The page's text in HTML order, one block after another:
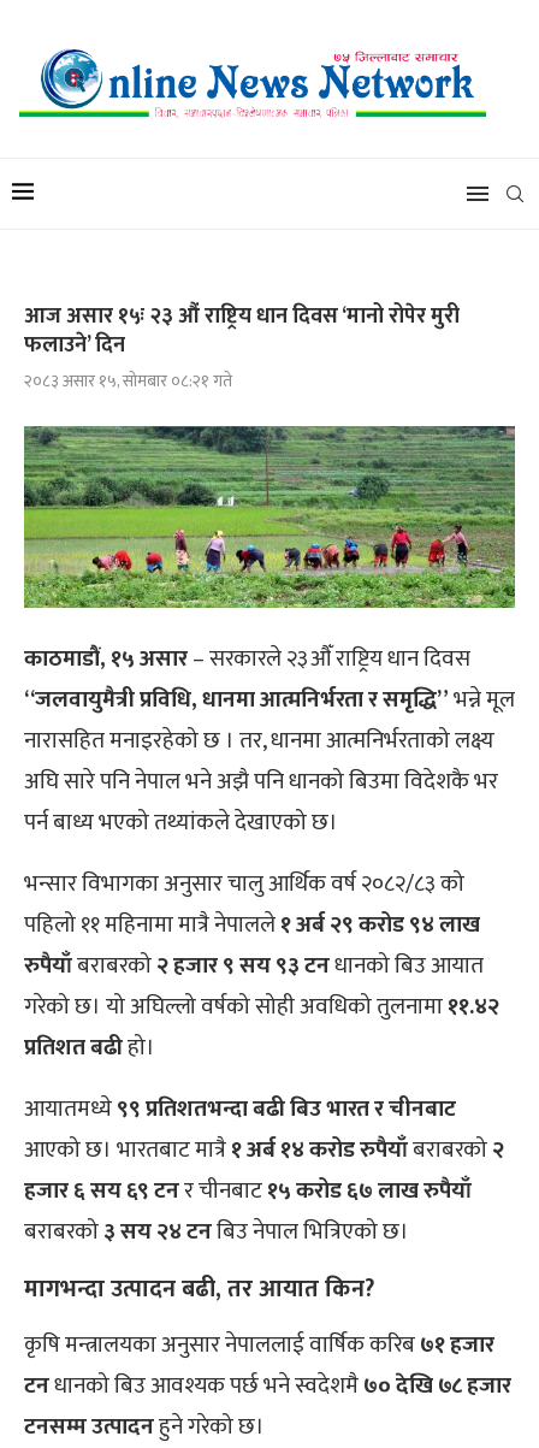
आज असार १५ः २३ औं राष्ट्रिय धान दिवस ‘मानो रोपेर मुरी
फलाउने’ दिन
२०८३ असार १५, सोमबार ०८:२१ गते
काठमाडौं, १५ असार– सरकारले २३औँ राष्ट्रिय धान दिवस
“जलवायुमैत्री प्रविधि, धानमा आत्मनिर्भरता र समृद्धि”भन्ने मूल
नारासहित मनाइरहेको छ । तर, धानमा आत्मनिर्भरताको लक्ष्य
अघि सारे पनि नेपाल भने अझै पनि धानको बिउमा विदेशकै भर
पर्न बाध्य भएको तथ्यांकले देखाएको छ।
भन्सार विभागका अनुसार चालु आर्थिक वर्ष २०८२/८३ को
पहिलो ११ महिनामा मात्रै नेपालले१ अर्ब २९ करोड ९४ लाख
रुपैयाँबराबरको२ हजार ९ सय ९३ टनधानको बिउ आयात
गरेको छ। यो अघिल्लो वर्षको सोही अवधिको तुलनामा११.४२
प्रतिशत बढीहो।
आयातमध्ये९९ प्रतिशतभन्दा बढी बिउ भारत र चीनबाट
आएको छ। भारतबाट मात्रै१ अर्ब १४ करोड रुपैयाँबराबरको२
हजार ६ सय ६९ टनर चीनबाट१५ करोड ६७ लाख रुपैयाँ
बराबरको३ सय २४ टनबिउ नेपाल भित्रिएको छ।
मागभन्दा उत्पादन बढी, तर आयात किन?
कृषि मन्त्रालयका अनुसार नेपाललाई वार्षिक करिब७१ हजार
टनधानको बिउ आवश्यक पर्छ भने स्वदेशमै७० देखि ७८ हजार
टनसम्म उत्पादनहुने गरेको छ।